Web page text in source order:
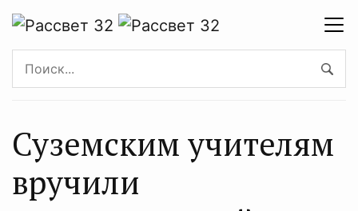
Суземским учителям
вручили